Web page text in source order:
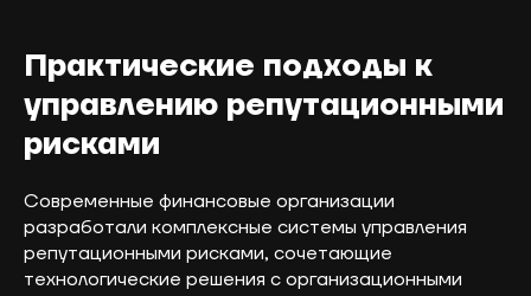
Практические подходы к
управлению репутационными
рисками
Современные финансовые организации
разработали комплексные системы управления
репутационными рисками, сочетающие
технологические решения с организационными